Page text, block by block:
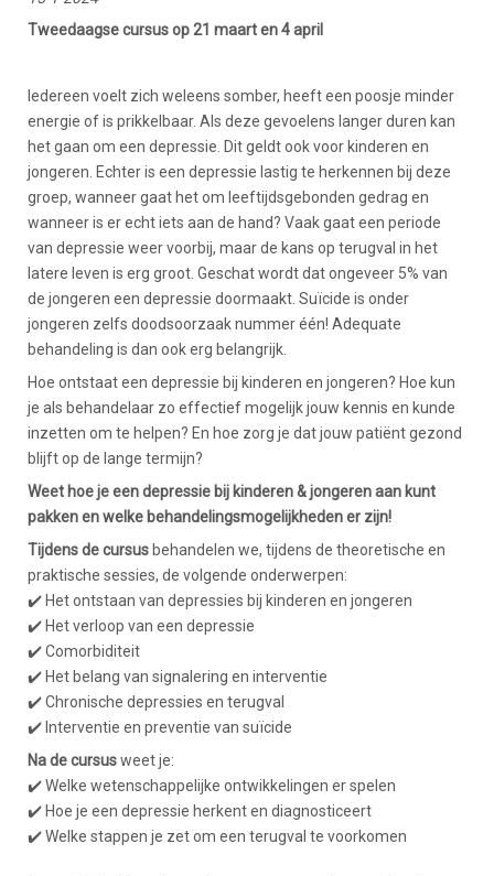
Tweedaagse cursus op 21 maart en 4 april
Iedereen voelt zich weleens somber, heeft een poosje minder
energie of is prikkelbaar. Als deze gevoelens langer duren kan
het gaan om een depressie. Dit geldt ook voor kinderen en
jongeren. Echter is een depressie lastig te herkennen bij deze
groep, wanneer gaat het om leeftijdsgebonden gedrag en
wanneer is er echt iets aan de hand? Vaak gaat een periode
van depressie weer voorbij, maar de kans op terugval in het
latere leven is erg groot. Geschat wordt dat ongeveer 5% van
de jongeren een depressie doormaakt. Suïcide is onder
jongeren zelfs doodsoorzaak nummer één! Adequate
behandeling is dan ook erg belangrijk.
Hoe ontstaat een depressie bij kinderen en jongeren? Hoe kun
je als behandelaar zo effectief mogelijk jouw kennis en kunde
inzetten om te helpen? En hoe zorg je dat jouw patiënt gezond
blijft op de lange termijn?
Weet hoe je een depressie bij kinderen & jongeren aan kunt
pakken en welke behandelingsmogelijkheden er zijn!
Tijdens de cursusbehandelen we, tijdens de theoretische en
praktische sessies, de volgende onderwerpen:
✔️ Het ontstaan van depressies bij kinderen en jongeren
✔️ Het verloop van een depressie
✔️ Comorbiditeit
✔️ Het belang van signalering en interventie
✔️ Chronische depressies en terugval
✔️ Interventie en preventie van suïcide
Na de cursusweet je:
✔️ Welke wetenschappelijke ontwikkelingen er spelen
✔️ Hoe je een depressie herkent en diagnosticeert
✔️ Welke stappen je zet om een terugval te voorkomen